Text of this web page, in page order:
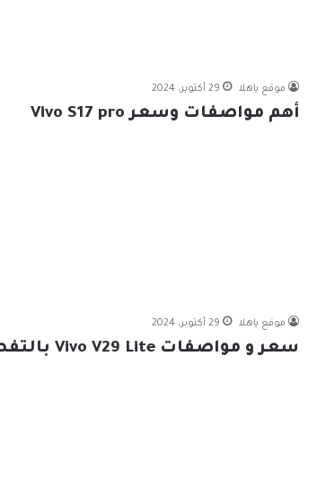
موقع ياهلا 29 أكتوبر، 2024
أهم مواصفات وسعر Vivo S17 pro
موقع ياهلا 29 أكتوبر، 2024
سعر و مواصفات Vivo V29 Lite بالتفصيل